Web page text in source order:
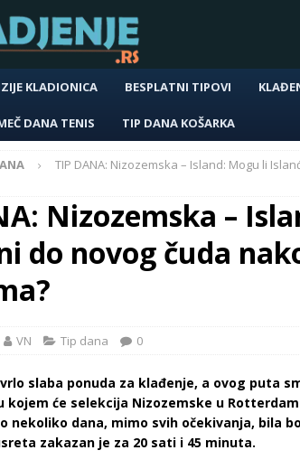
KLADIONICA BESPLATNI TIPOVI
DANA TENIS TIP DANA KOŠARKA
TIP DANA: Nizozemska – Island: Mogu li
Nizozemska –
do novog čuda
VN Tip dana 0
slaba ponuda za klađenje, a ovog puta
kojem će selekcija Nizozemske u
nekoliko dana, mimo svih očekivanja, bila
zakazan je za 20 sati i 45 minuta.